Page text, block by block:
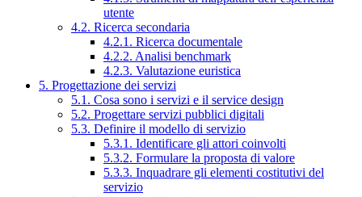
utente
4.2. Ricerca secondaria
4.2.1. Ricerca documentale
4.2.2. Analisi benchmark
4.2.3. Valutazione euristica
5. Progettazione dei servizi
5.1. Cosa sono i servizi e il service design
5.2. Progettare servizi pubblici digitali
5.3. Definire il modello di servizio
5.3.1. Identificare gli attori coinvolti
5.3.2. Formulare la proposta di valore
5.3.3. Inquadrare gli elementi costitutivi del
servizio